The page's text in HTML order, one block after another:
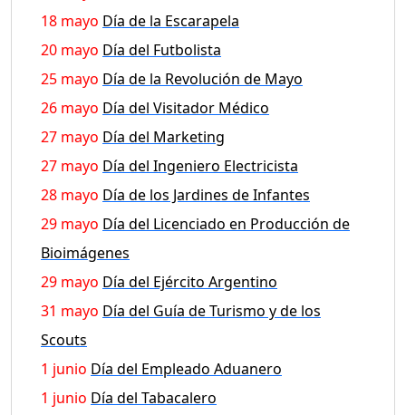
18 mayo Día de la Escarapela
20 mayo Día del Futbolista
25 mayo Día de la Revolución de Mayo
26 mayo Día del Visitador Médico
27 mayo Día del Marketing
27 mayo Día del Ingeniero Electricista
28 mayo Día de los Jardines de Infantes
29 mayo Día del Licenciado en Producción de
Bioimágenes
29 mayo Día del Ejército Argentino
31 mayo Día del Guía de Turismo y de los
Scouts
1 junio Día del Empleado Aduanero
1 junio Día del Tabacalero